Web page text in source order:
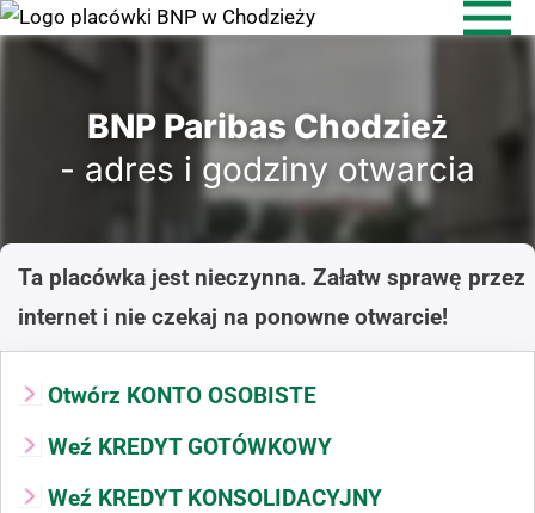
BNP Paribas Chodzież
- adres i godziny otwarcia
Ta placówka jest nieczynna. Załatw sprawę przez
internet i nie czekaj na ponowne otwarcie!
Otwórz KONTO OSOBISTE
Weź KREDYT GOTÓWKOWY
Weź KREDYT KONSOLIDACYJNY